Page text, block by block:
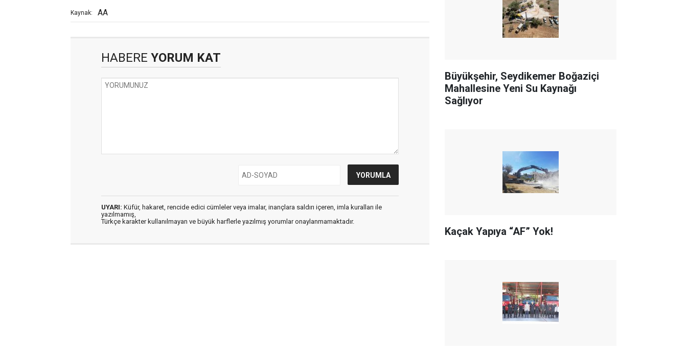
Kaynak: AA
HABERE YORUM KAT
UYARI: Küfür, hakaret, rencide edici cümleler veya imalar, inançlara saldırı içeren, imla kuralları ile
yazılmamış,
Türkçe karakter kullanılmayan ve büyük harflerle yazılmış yorumlar onaylanmamaktadır.
Büyükşehir, Seydikemer Boğaziçi
Mahallesine Yeni Su Kaynağı
Sağlıyor
Kaçak Yapıya “AF” Yok!